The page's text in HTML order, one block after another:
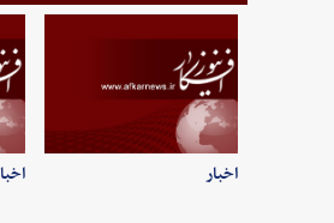
اخبار